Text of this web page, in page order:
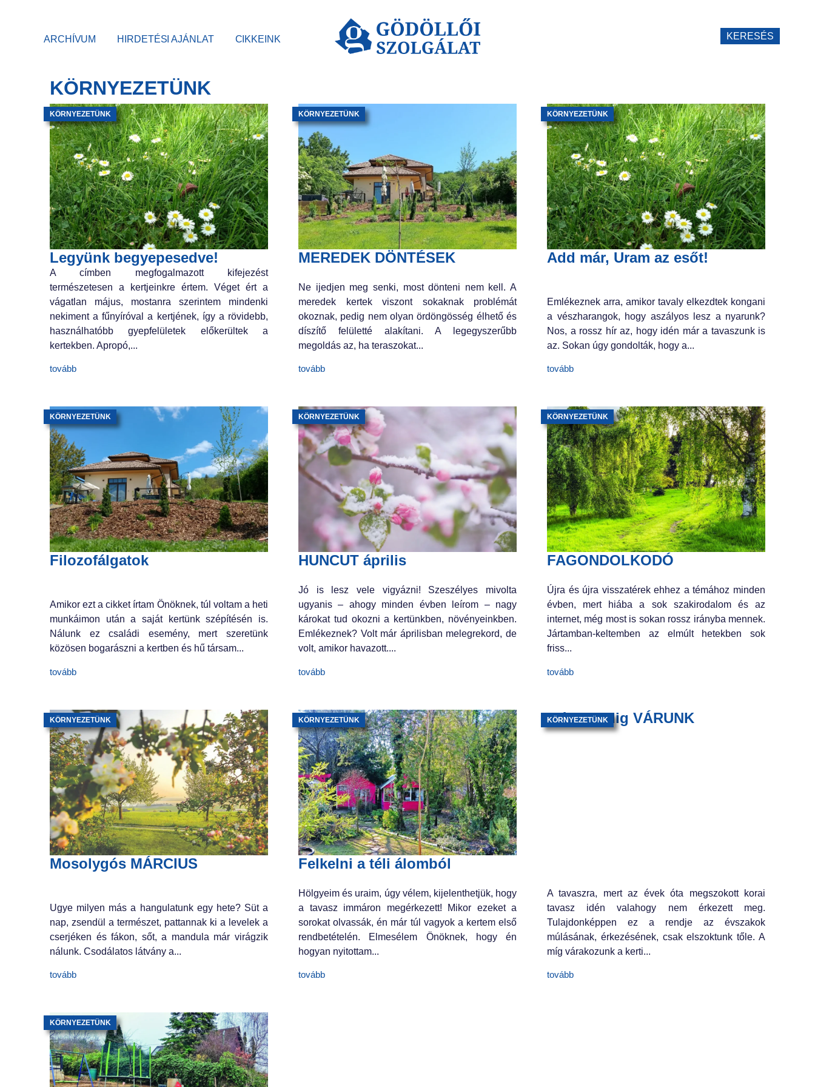
ARCHÍVUM HIRDETÉSI AJÁNLAT CIKKEINK KERESÉS
KÖRNYEZETÜNK
Legyünk begyepesedve!
KÖRNYEZETÜNK
A címben megfogalmazott kifejezést
természetesen a kertjeinkre értem. Véget ért a
vágatlan május, mostanra szerintem mindenki
nekiment a fűnyíróval a kertjének, így a rövidebb,
használhatóbb gyepfelületek előkerültek a
kertekben. Apropó,...
tovább
MEREDEK DÖNTÉSEK
KÖRNYEZETÜNK
Ne ijedjen meg senki, most dönteni nem kell. A
meredek kertek viszont sokaknak problémát
okoznak, pedig nem olyan ördöngösség élhető és
díszítő felületté alakítani. A legegyszerűbb
megoldás az, ha teraszokat...
tovább
Add már, Uram az esőt!
KÖRNYEZETÜNK
Emlékeznek arra, amikor tavaly elkezdtek kongani
a vészharangok, hogy aszályos lesz a nyarunk?
Nos, a rossz hír az, hogy idén már a tavaszunk is
az. Sokan úgy gondolták, hogy a...
tovább
Filozofálgatok
KÖRNYEZETÜNK
Amikor ezt a cikket írtam Önöknek, túl voltam a heti
munkáimon után a saját kertünk szépítésén is.
Nálunk ez családi esemény, mert szeretünk
közösen bogarászni a kertben és hű társam...
tovább
HUNCUT április
KÖRNYEZETÜNK
Jó is lesz vele vigyázni! Szeszélyes mivolta
ugyanis – ahogy minden évben leírom – nagy
károkat tud okozni a kertünkben, növényeinkben.
Emlékeznek? Volt már áprilisban melegrekord, de
volt, amikor havazott....
tovább
FAGONDOLKODÓ
KÖRNYEZETÜNK
Újra és újra visszatérek ehhez a témához minden
évben, mert hiába a sok szakirodalom és az
internet, még most is sokan rossz irányba mennek.
Jártamban-keltemben az elmúlt hetekben sok
friss...
tovább
Mosolygós MÁRCIUS
KÖRNYEZETÜNK
Ugye milyen más a hangulatunk egy hete? Süt a
nap, zsendül a természet, pattannak ki a levelek a
cserjéken és fákon, sőt, a mandula már virágzik
nálunk. Csodálatos látvány a...
tovább
Felkelni a téli álomból
KÖRNYEZETÜNK
Hölgyeim és uraim, úgy vélem, kijelenthetjük, hogy
a tavasz immáron megérkezett! Mikor ezeket a
sorokat olvassák, én már túl vagyok a kertem első
rendbetételén. Elmesélem Önöknek, hogy én
hogyan nyitottam...
tovább
Még mindig VÁRUNK
KÖRNYEZETÜNK
A tavaszra, mert az évek óta megszokott korai
tavasz idén valahogy nem érkezett meg.
Tulajdonképpen ez a rendje az évszakok
múlásának, érkezésének, csak elszoktunk tőle. A
míg várakozunk a kerti...
tovább
KÖRNYEZETÜNK